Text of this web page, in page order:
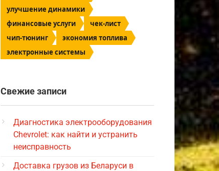
улучшение динамики
финансовые услуги
чек-лист
чип-тюнинг
экономия топлива
электронные системы
Свежие записи
Диагностика электрооборудования
Chevrolet: как найти и устранить
неисправность
Доставка грузов из Беларуси в